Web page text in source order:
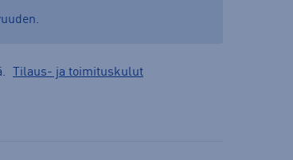
Tilaus- ja toimituskulut